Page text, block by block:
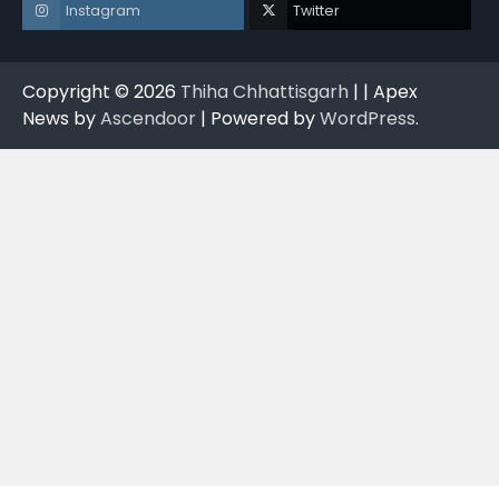
Instagram Twitter
Copyright © 2026 Thiha Chhattisgarh | | Apex
News byAscendoor | Powered byWordPress.